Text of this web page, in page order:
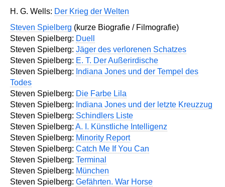
H. G. Wells: Der Krieg der Welten
Steven Spielberg (kurze Biografie / Filmografie)
Steven Spielberg: Duell
Steven Spielberg: Jäger des verlorenen Schatzes
Steven Spielberg: E. T. Der Außerirdische
Steven Spielberg: Indiana Jones und der Tempel des
Todes
Steven Spielberg: Die Farbe Lila
Steven Spielberg: Indiana Jones und der letzte Kreuzzug
Steven Spielberg: Schindlers Liste
Steven Spielberg: A. I. Künstliche Intelligenz
Steven Spielberg: Minority Report
Steven Spielberg: Catch Me If You Can
Steven Spielberg: Terminal
Steven Spielberg: München
Steven Spielberg: Gefährten. War Horse